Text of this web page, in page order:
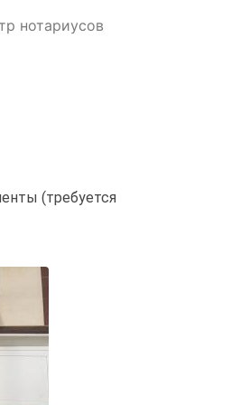
нотариусов
(требуется